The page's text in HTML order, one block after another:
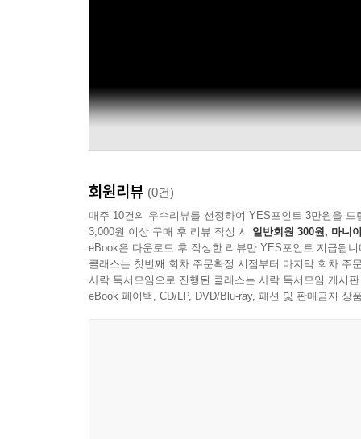
회원리뷰 (0건)
매주 10건의 우수리뷰를 선정하여 YES포인트 3만원을 드
3,000원 이상 구매 후 리뷰 작성 시 일반회원 300원, 마니
eBook은 다운로드 후 작성한 리뷰만 YES포인트 지급됩니
클래스는 첫번째 회차 주문확정 시점부터 마지막 회차 주
사락 독서모임으로 진행된 클래스는 사락 독서모임 게시
eBook 페이백, CD/LP, DVD/Blu-ray, 패션 및 판매금지 상